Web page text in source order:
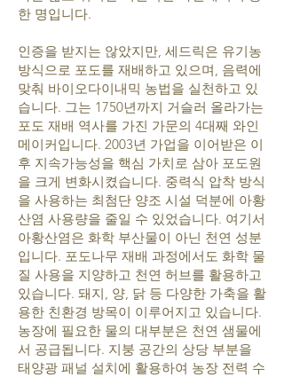
한 명입니다.
인증을 받지는 않았지만, 세드릭은 유기농
방식으로 포도를 재배하고 있으며, 음력에
맞춰 바이오다이내믹 농법을 실천하고 있
습니다. 그는 1750년까지 거슬러 올라가는
포도 재배 역사를 가진 가문의 4대째 와인
메이커입니다. 2003년 가업을 이어받은 이
후 지속가능성을 핵심 가치로 삼아 포도원
을 크게 변화시켰습니다. 중력식 압착 방식
을 사용하는 최첨단 양조 시설 덕분에 아황
산염 사용량을 줄일 수 있었습니다. 여기서
아황산염은 화학 부산물이 아닌 천연 성분
입니다. 포도나무 재배 과정에서도 화학 물
질 사용을 지양하고 천연 허브를 활용하고
있습니다. 돼지, 양, 닭 등 다양한 가축을 활
용한 친환경 방목이 이루어지고 있습니다.
농장에 필요한 물의 대부분은 천연 샘물에
서 공급됩니다. 지붕 공간의 상당 부분을
태양광 패널 설치에 활용하여 농장 전력 수